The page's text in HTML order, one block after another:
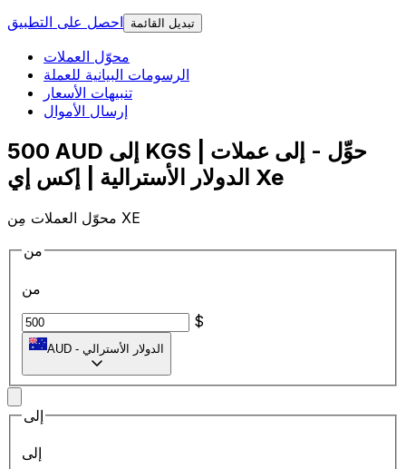
احصل على التطبيق
تبديل القائمة
محوّل العملات
الرسومات البيانية للعملة
تنبيهات الأسعار
إرسال الأموال
500 AUD إلى KGS | حوِّل - إلى عملات
الدولار الأسترالية | إكس إي Xe
محوّل العملات مِن XE
من
من
$
AUD - الدولار الأسترالي
إلى
إلى